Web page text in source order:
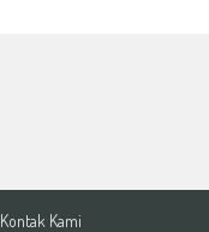
Kontak Kami